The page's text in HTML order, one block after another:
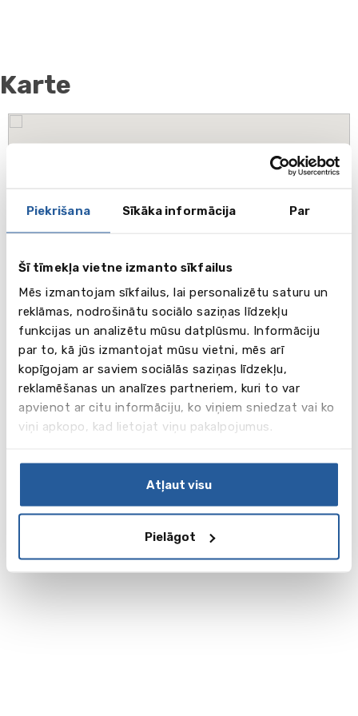
Piekrišana Sīkāka informācija Par
Šī tīmekļa vietne izmanto sīkfailus
Mēs izmantojam sīkfailus, lai personalizētu saturu un
reklāmas, nodrošinātu sociālo saziņas līdzekļu
funkcijas un analizētu mūsu datplūsmu. Informāciju
par to, kā jūs izmantojat mūsu vietni, mēs arī
kopīgojam ar saviem sociālās saziņas līdzekļu,
reklamēšanas un analīzes partneriem, kuri to var
apvienot ar citu informāciju, ko viņiem sniedzat vai ko
viņi apkopo, kad lietojat viņu pakalpojumus.
Atļaut visu
Pielāgot
Karte